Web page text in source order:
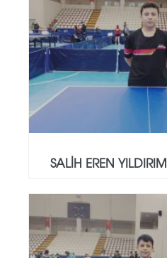
SALİH EREN YILDIRIM